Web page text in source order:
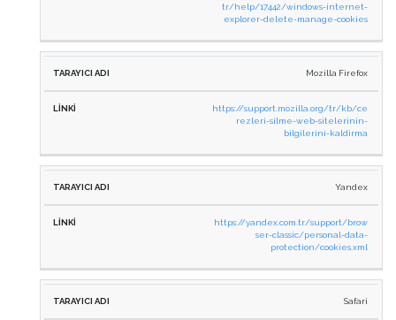
tr/help/17442/windows-internet-
explorer-delete-manage-cookies
Mozilla Firefox
https://support.mozilla.org/tr/kb/ce
rezleri-silme-web-sitelerinin-
bilgilerini-kaldirma
Yandex
https://yandex.com.tr/support/brow
ser-classic/personal-data-
protection/cookies.xml
Safari